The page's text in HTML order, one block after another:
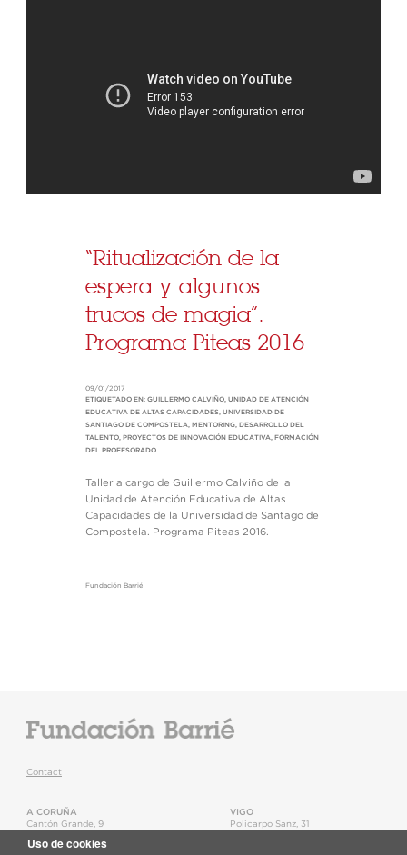
“Ritualización de la
espera y algunos
trucos de magia”.
Programa Piteas 2016
09/01/2017
ETIQUETADO EN: GUILLERMO CALVIÑO, UNIDAD DE ATENCIÓN
EDUCATIVA DE ALTAS CAPACIDADES, UNIVERSIDAD DE
SANTIAGO DE COMPOSTELA, MENTORING, DESARROLLO DEL
TALENTO, PROYECTOS DE INNOVACIÓN EDUCATIVA, FORMACIÓN
DEL PROFESORADO
Taller a cargo de Guillermo Calviño de la
Unidad de Atención Educativa de Altas
Capacidades de la Universidad de Santago de
Compostela. Programa Piteas 2016.
Fundación Barrié
Contact
A CORUÑA
Cantón Grande, 9
T.+34 981 22 15 25
VIGO
Policarpo Sanz, 31
Uso de cookies